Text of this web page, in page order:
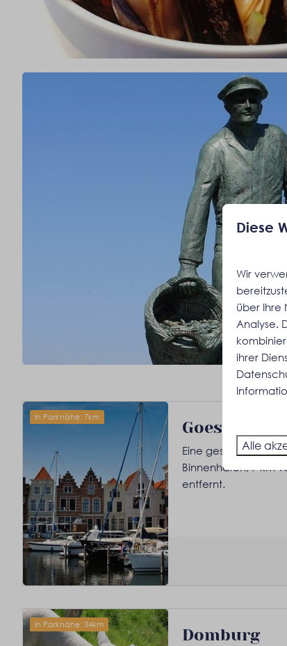
In Parknähe: 7km
Goes
Eine geschäftige
Binnenhafen, 7 km
entfernt.
In Parknähe: 34km
Domburg
Diese
Wir
über Ihre
Analyse.
ihrer
Alle